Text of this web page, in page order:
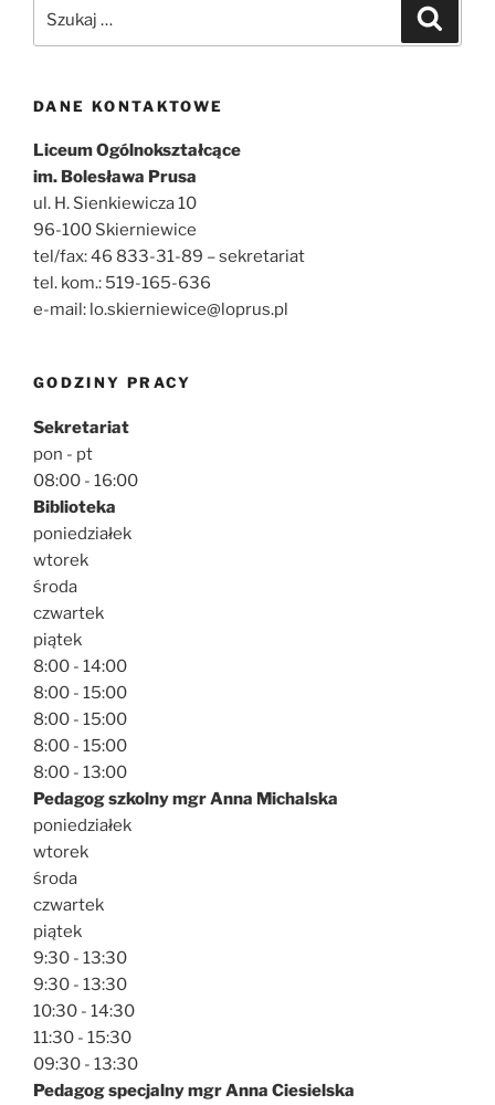
DANE KONTAKTOWE
Liceum Ogólnokształcące
im. Bolesława Prusa
ul. H. Sienkiewicza 10
96-100 Skierniewice
tel/fax: 46 833-31-89 – sekretariat
tel. kom.: 519-165-636
e-mail: lo.skierniewice@loprus.pl
GODZINY PRACY
Sekretariat
pon - pt
08:00 - 16:00
Biblioteka
poniedziałek
wtorek
środa
czwartek
piątek
8:00 - 14:00
8:00 - 15:00
8:00 - 15:00
8:00 - 15:00
8:00 - 13:00
Pedagog szkolny mgr Anna Michalska
poniedziałek
wtorek
środa
czwartek
piątek
9:30 - 13:30
9:30 - 13:30
10:30 - 14:30
11:30 - 15:30
09:30 - 13:30
Pedagog specjalny mgr Anna Ciesielska